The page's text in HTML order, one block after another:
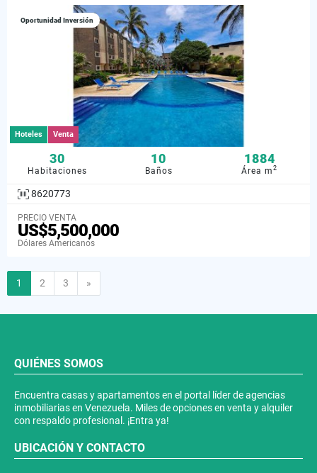
Oportunidad Inversión
Hoteles Venta
30
Habitaciones
10
Baños
1884
Área m2
8620773
PRECIO VENTA
US$5,500,000
Dólares Americanos
1 2 3 »
QUIÉNES SOMOS
Encuentra casas y apartamentos en el portal líder de agencias
inmobiliarias en Venezuela. Miles de opciones en venta y alquiler
con respaldo profesional. ¡Entra ya!
UBICACIÓN Y CONTACTO